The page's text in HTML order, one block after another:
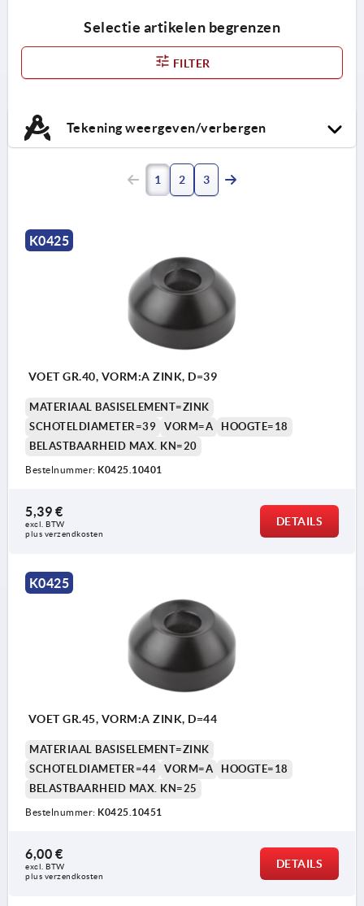
Selectie artikelen begrenzen
FILTER
Tekening weergeven/verbergen
antislipplaat
Vorm B zonder bevestigingsgat met antislipplaat
Vorm C met bevestigingsgat (open) zonder
Vorm D met bevestigingsgat (open) met
antislipplaat
1) vanaf voetplaat Ø 80
1 2 3
K0425
VOET GR.40, VORM:A ZINK, D=39
MATERIAAL BASISELEMENT=ZINK
SCHOTELDIAMETER=39
VORM=A
HOOGTE=18
BELASTBAARHEID MAX. KN=20
Bestelnummer: K0425.10401
5,39 €
excl. BTW
plus verzendkosten
DETAILS
K0425
VOET GR.45, VORM:A ZINK, D=44
MATERIAAL BASISELEMENT=ZINK
SCHOTELDIAMETER=44
VORM=A
HOOGTE=18
BELASTBAARHEID MAX. KN=25
Bestelnummer: K0425.10451
6,00 €
excl. BTW
plus verzendkosten
DETAILS